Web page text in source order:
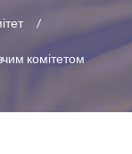
комітетом